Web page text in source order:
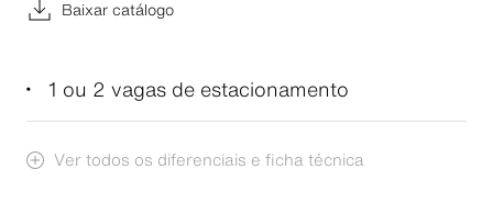
Baixar catálogo
1 ou 2 vagas de estacionamento
Ver todos os diferenciais e ficha técnica